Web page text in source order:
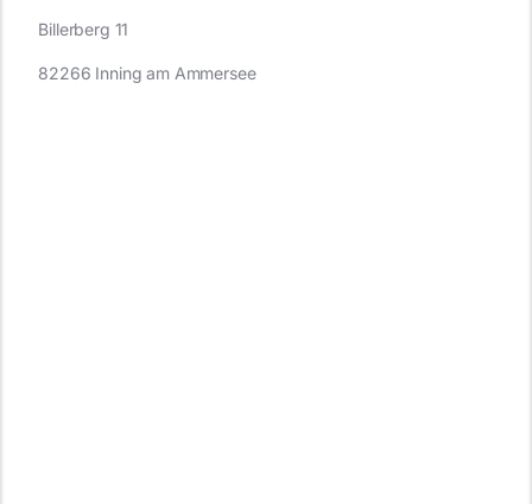
Billerberg 11
82266 Inning am Ammersee